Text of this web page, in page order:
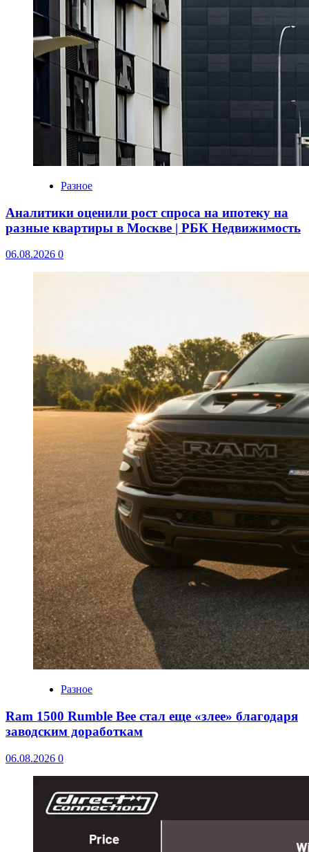
Разное
Аналитики оценили рост спроса на ипотеку на
разные квартиры в Москве | РБК Недвижимость
06.08.2026 0
Разное
Ram 1500 Rumble Bee стал еще «злее» благодаря
заводским доработкам
06.08.2026 0